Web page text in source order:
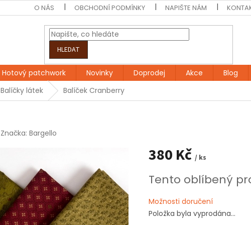
O NÁS OBCHODNÍ PODMÍNKY NAPIŠTE NÁM
HLEDAT
Hotový patchwork Novinky Doprodej Akce Blog
Balíčky látek Balíček Cranberry
Značka:Bargello
380 Kč / ks
cena:
Tento oblíbený
Možnosti doručení
Položka byla vyprodána…